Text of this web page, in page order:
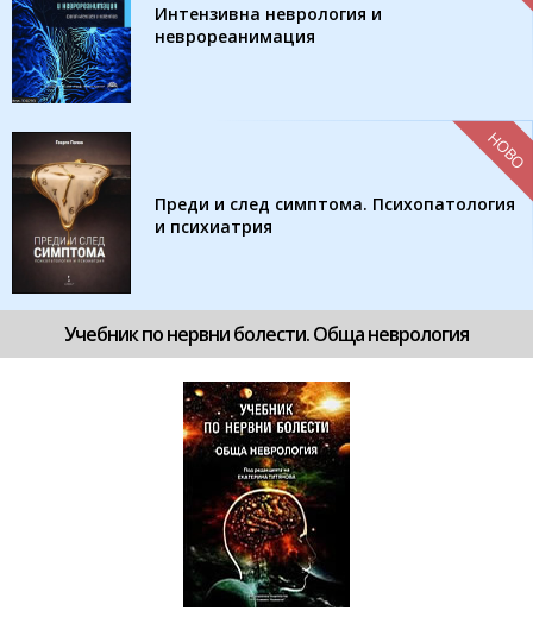
Интензивна неврология и
неврореанимация
Преди и след симптома. Психопатология
и психиатрия
НОВО
Учебник по нервни болести. Обща неврология